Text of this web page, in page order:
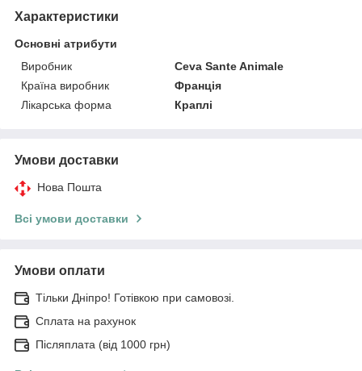
Характеристики
Основні атрибути
Виробник
Ceva Sante Animale
Країна виробник
Франція
Лікарська форма
Краплі
Умови доставки
Нова Пошта
Всі умови доставки
Умови оплати
Тільки Дніпро! Готівкою при самовозі.
Сплата на рахунок
Післяплата (від 1000 грн)